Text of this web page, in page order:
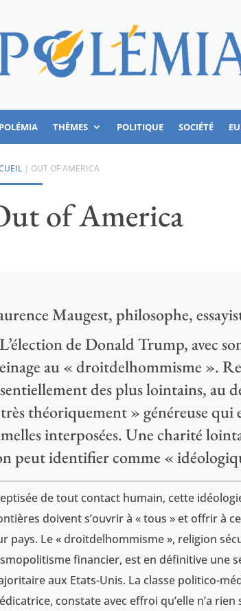
THÈMES POLITIQUE SOCIÉTÉ
| OUT OF AMERICA
of America
Maugest, philosophe,
de Donald Trump, avec
au « droitdelhommisme ».
des plus lointains, au
théoriquement » généreuse qui
interposées. Une charité
peut identifier comme «
de tout contact humain, cette
doivent s’ouvrir à « tous » et offrir à
pays. Le « droitdelhommisme », religion
financier, est en définitive une
aux Etats-Unis. La classe politico-
constate avec effroi qu’elle n’a